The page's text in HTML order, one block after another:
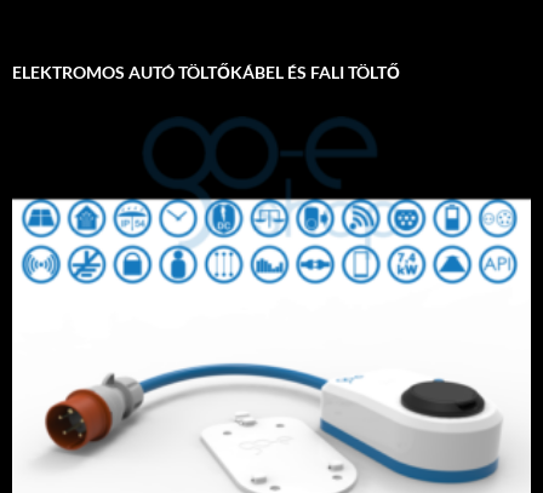
ELEKTROMOS AUTÓ TÖLTŐKÁBEL ÉS FALI TÖLTŐ